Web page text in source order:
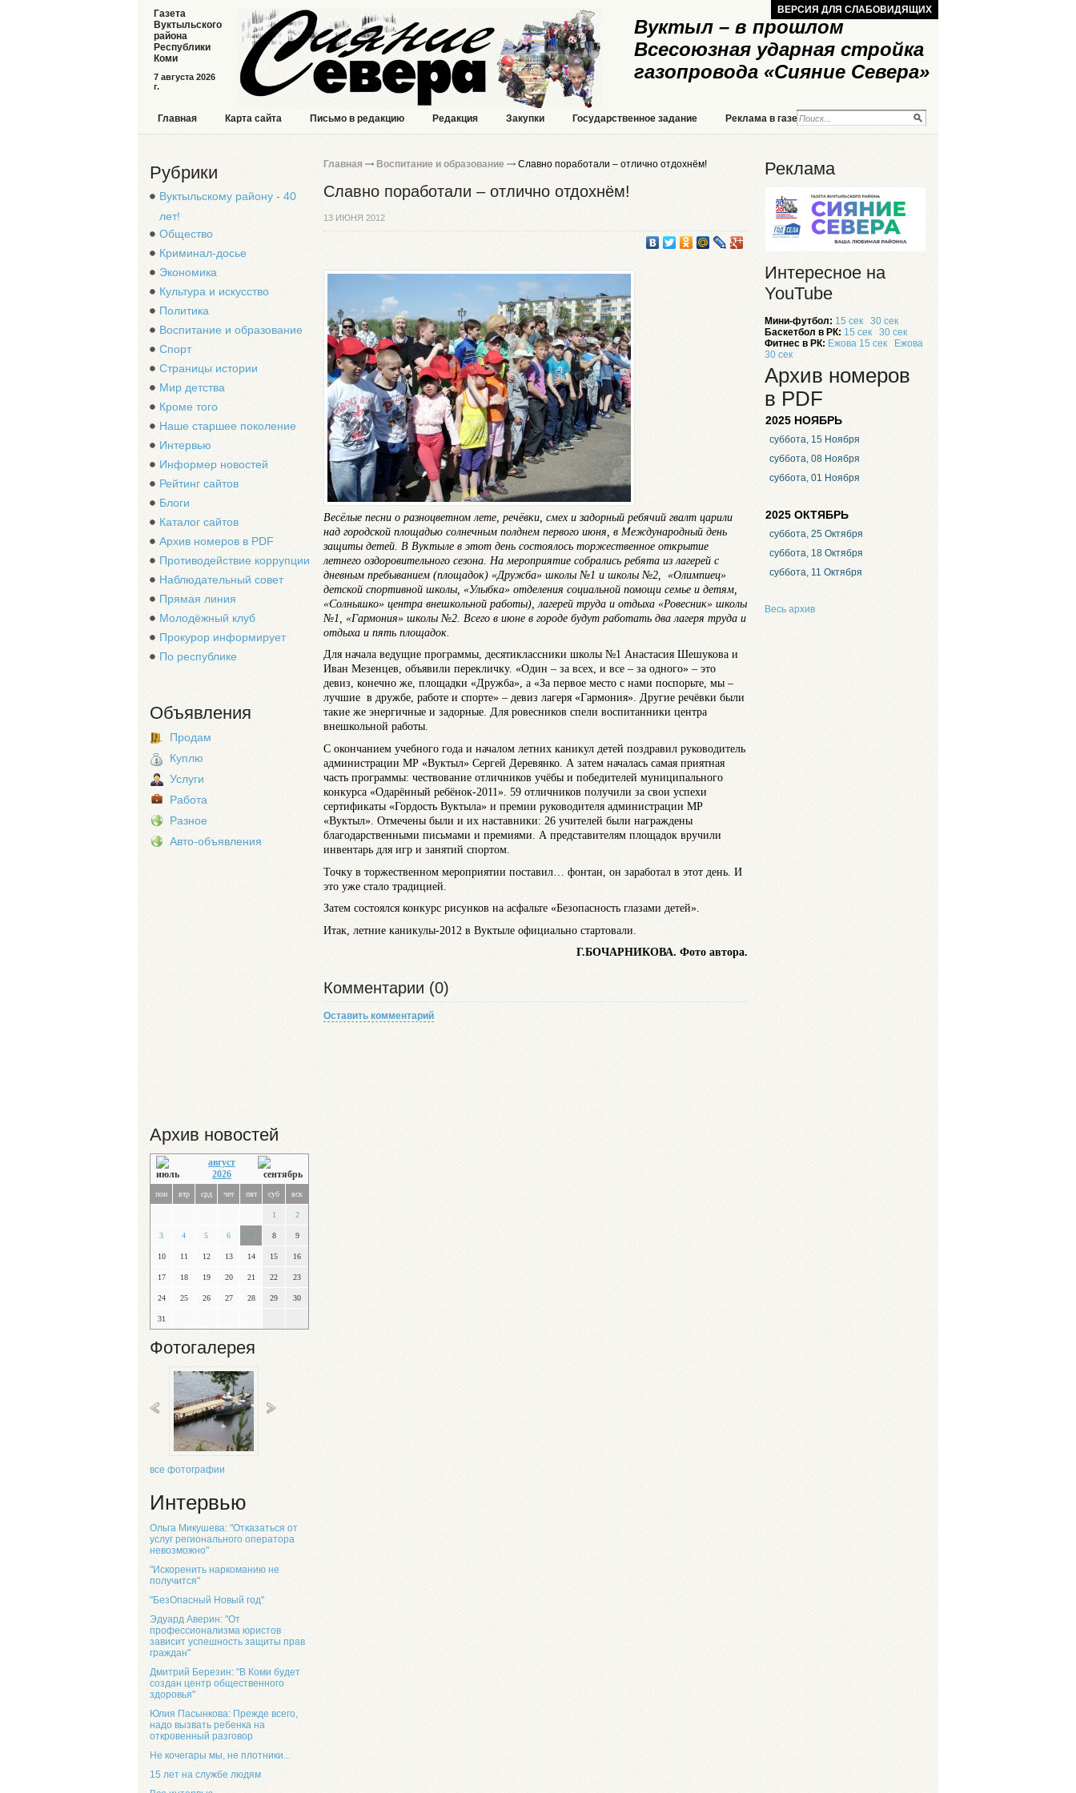
Вуктыл – в прошлом
Всесоюзная ударная стройка
газопровода «Сияние Севера»
7 августа 2026
г.
Газета
Вуктыльского
района
Республики
Коми
ВЕРСИЯ ДЛЯ СЛАБОВИДЯЩИХ
Главная Карта сайта Письмо в редакцию Редакция Закупки Государственное задание Реклама в газете Реклама на сайте
Рубрики
Вуктыльскому району - 40
лет!
Общество
Криминал-досье
Экономика
Культура и искусство
Политика
Воспитание и образование
Спорт
Страницы истории
Мир детства
Кроме того
Наше старшее поколение
Интервью
Информер новостей
Рейтинг сайтов
Блоги
Каталог сайтов
Архив номеров в PDF
Противодействие коррупции
Наблюдательный совет
Прямая линия
Молодёжный клуб
Прокурор информирует
По республике
Объявления
Продам
Куплю
Услуги
Работа
Разное
Авто-объявления
Архив новостей
август
2026
пон втр срд чет пят суб вск
1 2
3 4 5 6 7 8 9
10 11 12 13 14 15 16
17 18 19 20 21 22 23
24 25 26 27 28 29 30
31
Фотогалерея
все фотографии
Интервью
Ольга Микушева: "Отказаться от
услуг регионального оператора
невозможно"
"Искоренить наркоманию не
получится"
"БезОпасный Новый год"
Эдуард Аверин: "От
профессионализма юристов
зависит успешность защиты прав
граждан"
Дмитрий Березин: "В Коми будет
создан центр общественного
здоровья"
Юлия Пасынкова: Прежде всего,
надо вызвать ребенка на
откровенный разговор
Не кочегары мы, не плотники...
15 лет на службе людям
Главная Воспитание и образование Славно поработали – отлично отдохнём!
Славно поработали – отлично отдохнём!
13 ИЮНЯ 2012
Весёлые песни о разноцветном лете, речёвки, смех и задорный ребячий гвалт царили
над городской площадью солнечным полднем первого июня, в Международный день
защиты детей. В Вуктыле в этот день состоялось торжественное открытие
летнего оздоровительного сезона. На мероприятие собрались ребята из лагерей с
дневным пребыванием (площадок) «Дружба» школы №1 и школы №2, «Олимпиец»
детской спортивной школы, «Улыбка» отделения социальной помощи семье и детям,
«Солнышко» центра внешкольной работы), лагерей труда и отдыха «Ровесник» школы
№1, «Гармония» школы №2. Всего в июне в городе будут работать два лагеря труда и
отдыха и пять площадок.
Для начала ведущие программы, десятиклассники школы №1 Анастасия Шешукова и
Иван Мезенцев, объявили перекличку. «Один – за всех, и все – за одного» – это
девиз, конечно же, площадки «Дружба», а «За первое место с нами поспорьте, мы –
лучшие в дружбе, работе и спорте» – девиз лагеря «Гармония». Другие речёвки были
такие же энергичные и задорные. Для ровесников спели воспитанники центра
внешкольной работы.
С окончанием учебного года и началом летних каникул детей поздравил руководитель
администрации МР «Вуктыл» Сергей Деревянко. А затем началась самая приятная
часть программы: чествование отличников учёбы и победителей муниципального
конкурса «Одарённый ребёнок-2011». 59 отличников получили за свои успехи
сертификаты «Гордость Вуктыла» и премии руководителя администрации МР
«Вуктыл». Отмечены были и их наставники: 26 учителей были награждены
благодарственными письмами и премиями. А представителям площадок вручили
инвентарь для игр и занятий спортом.
Точку в торжественном мероприятии поставил… фонтан, он заработал в этот день. И
это уже стало традицией.
Затем состоялся конкурс рисунков на асфальте «Безопасность глазами детей».
Итак, летние каникулы-2012 в Вуктыле официально стартовали.
Г.БОЧАРНИКОВА. Фото автора.
Комментарии (0)
Оставить комментарий
Реклама
Интересное на
YouTube
Мини-футбол: 15 сек
30 сек
Баскетбол в РК: 15 сек
30 сек
Фитнес в РК: Ежова 15 сек
Ежова
30 сек
Архив номеров
в PDF
2025 НОЯБРЬ
суббота, 15 Ноября
суббота, 08 Ноября
суббота, 01 Ноября
2025 ОКТЯБРЬ
суббота, 25 Октября
суббота, 18 Октября
суббота, 11 Октября
Весь архив